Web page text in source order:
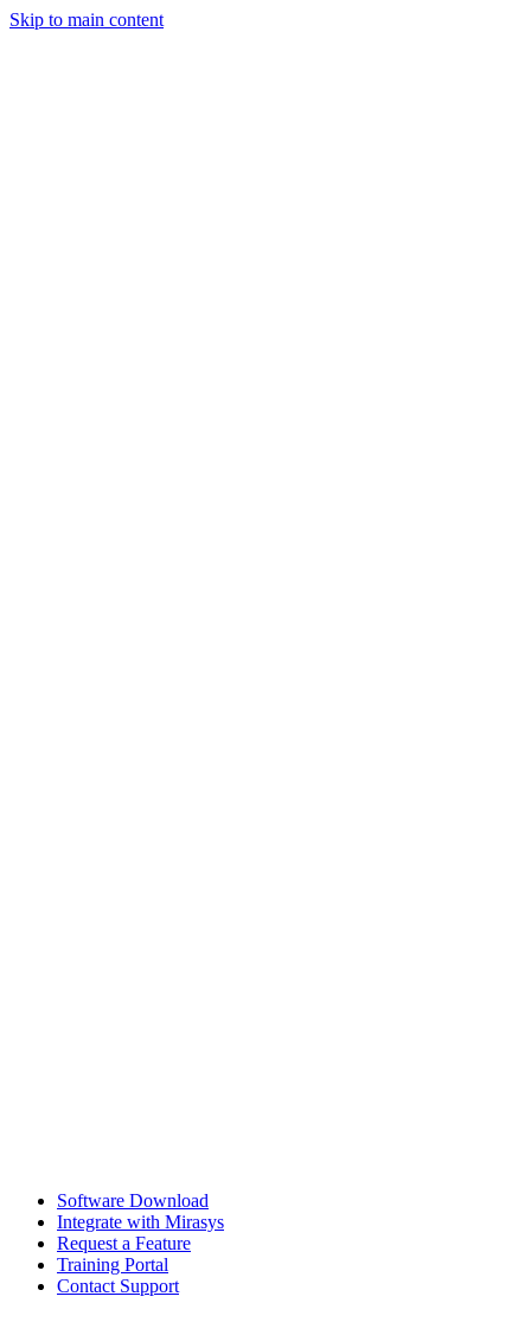
Skip to main content
Software Download
Integrate with Mirasys
Request a Feature
Training Portal
Contact Support